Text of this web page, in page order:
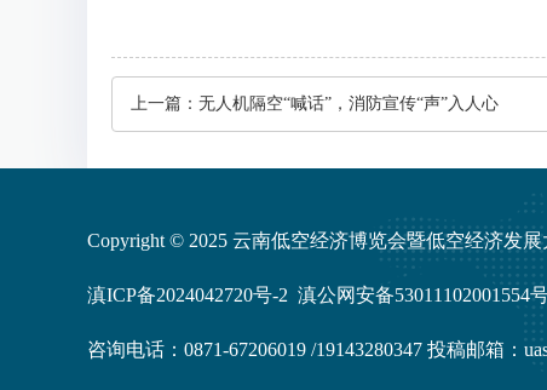
上一篇： 无人机隔空“喊话”，消防宣传“声”入人心
Copyright © 2025 云南低空经济博览会暨低空经济发
滇ICP备2024042720号-2 滇公网安备53011102001554
咨询电话：0871-67206019 /19143280347 投稿邮箱：